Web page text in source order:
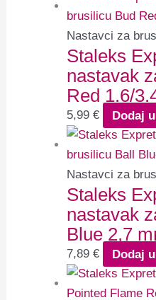
Nastavci za
Staleks
nastavak
Red 1.6/
5,99€ Dodaj
Nastavci za
Staleks
nastavak
Blue 2,7
7,89€ Dodaj